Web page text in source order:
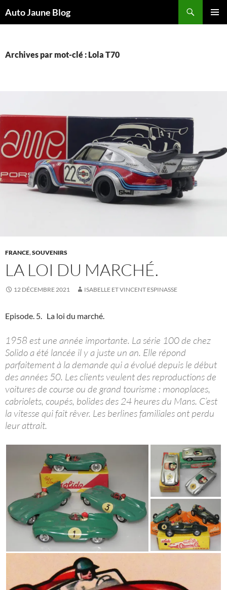
Auto Jaune Blog
Archives par mot-clé : Lola T70
FRANCE,SOUVENIRS
LA LOI DU MARCHÉ.
12 DÉCEMBRE 2021 ISABELLE ET VINCENT ESPINASSE
Episode. 5. La loi du marché.
1958 est une année importante. La série 100 de chez
Solido a été lancée il y a juste un an. Elle répond
parfaitement à la demande qui a évolué depuis le début
des années 50. Les clients veulent des reproductions de
voitures de course ou de grand tourisme : monoplaces,
cabriolets, coupés, bolides des 24 heures du Mans. C’est
la vitesse qui fait rêver. Les berlines familiales ont perdu
leur attrait.